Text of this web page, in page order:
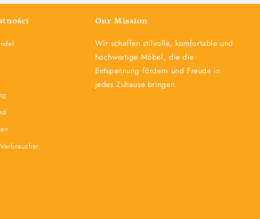
Our Mission
Wir schaffen stilvolle, komfortable und
hochwertige Möbel, die die
Entspannung fördern und Freude in
jedes Zuhause bringen.